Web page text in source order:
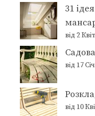
31
від 2
від 17
від 10